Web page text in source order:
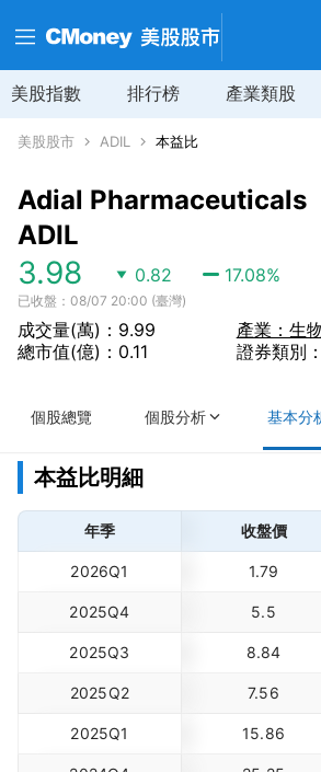
美股指數 排行榜 產業類股
美股股市 ADIL 本益比
Adial Pharmaceuticals
ADIL
3.98 0.82 17.08%
已收盤：08/07 20:00 (臺灣)
成交量(萬)：9.99
總市值(億)：0.11
產業：生
證券類別
個股總覽 個股分析 基本分
本益比明細
年季 收盤價
2026Q1 1.79
2025Q4 5.5
2025Q3 8.84
2025Q2 7.56
2025Q1 15.86